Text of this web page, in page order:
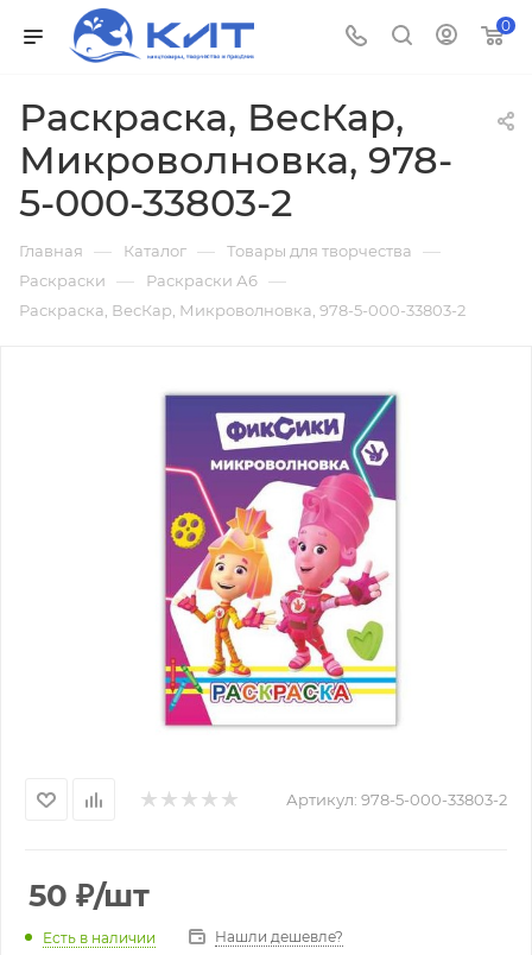
0
Раскраска, ВесКар,
Микроволновка, 978-
5-000-33803-2
Главная — Каталог — Товары для творчества —
Раскраски — Раскраски А6 —
Раскраска, ВесКар, Микроволновка, 978-5-000-33803-2
Артикул: 978-5-000-33803-2
50 ₽/шт
Есть в наличии Нашли дешевле?